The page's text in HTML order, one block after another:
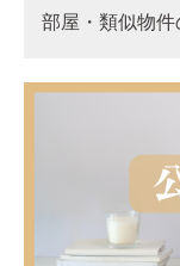
部屋・類似物件